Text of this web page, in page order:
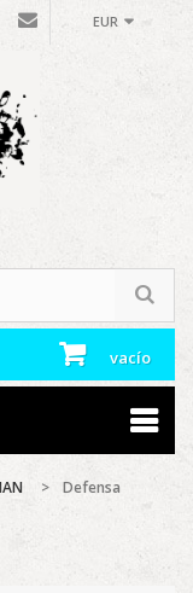
EUR
vacío
>
Defensa